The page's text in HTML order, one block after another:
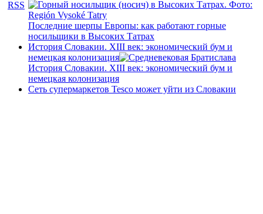
Последние шерпы Европы: как работают горные
носильщики в Высоких Татрах
История Словакии. XIII век: экономический бум и
немецкая колонизация
История Словакии. XIII век: экономический бум и
немецкая колонизация
Сеть супермаркетов Tesco может уйти из Словакии